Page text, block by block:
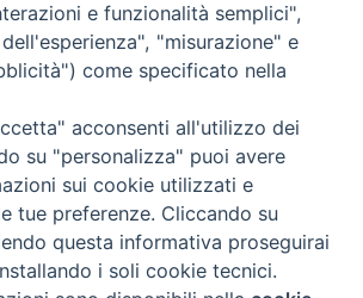
- 52100 Arezzo
Preferenze Cookie
e funzionalità semplici",
"misurazione" e
come specificato nella
acconsenti all'utilizzo dei
su "personalizza" puoi avere
sui cookie utilizzati e
tue preferenze. Cliccando su
questa informativa proseguirai
i soli cookie tecnici.